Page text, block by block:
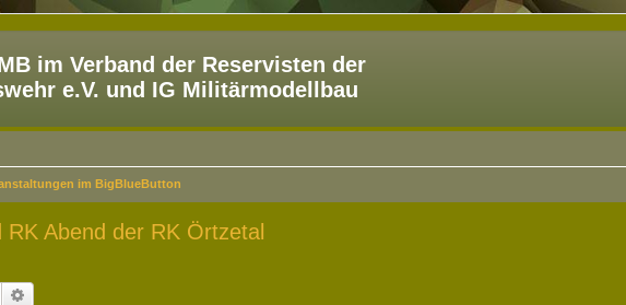
im Verband der Reservisten der
e.V. und IG Militärmodellbau
im BigBlueButton
Abend der RK Örtzetal
Suche